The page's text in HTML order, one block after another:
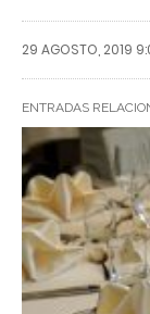
29 AGOSTO, 2019
ENTRADAS